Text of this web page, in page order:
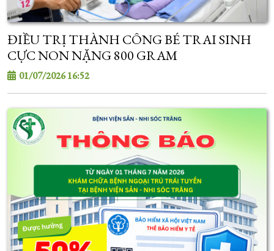
ĐIỀU TRỊ THÀNH CÔNG BÉ TRAI SINH
CỰC NON NẶNG 800 GRAM
01/07/2026 16:52